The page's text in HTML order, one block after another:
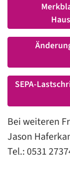
SEPA-
Bei weiteren
Jason
Tel.: 0531